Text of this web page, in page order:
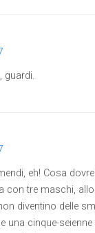
guardi.
eh! Cosa
con tre maschi,
diventino delle
una cinque-